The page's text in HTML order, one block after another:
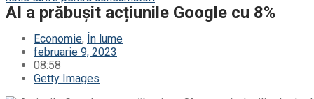
AI a prăbușit acțiunile Google cu 8%
Economie, În lume
februarie 9, 2023
08:58
Getty Images